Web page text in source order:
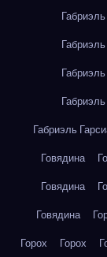
Габриэль
Говядина
Говядина
Говядина
Горох
Горох